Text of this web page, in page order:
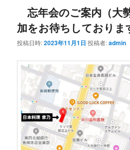
忘年会のご案内（大
加をお待ちしておりま
投稿日時:2023年11月1日 投稿者:admin